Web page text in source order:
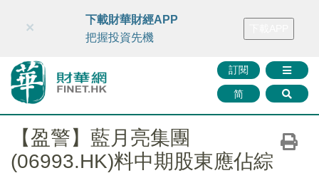
財華智庫網 FINTV FINMETA 財華證券 媒體矩陣
訂閱
简
×
下載財華財經APP
把握投資先機
【盈警】藍月亮集團
(06993.HK)料中期股東應佔綜